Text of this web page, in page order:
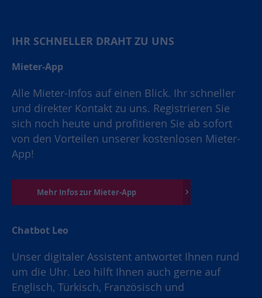
IHR SCHNELLER DRAHT ZU UNS
Mieter-App
Alle Mieter-Infos auf einen Blick. Ihr schneller
und direkter Kontakt zu uns. Registrieren Sie
sich noch heute und profitieren Sie ab sofort
von den Vorteilen unserer kostenlosen Mieter-
App!
Mehr Infos zur Mieter-App
Chatbot Leo
Unser digitaler Assistent antwortet Ihnen rund
um die Uhr. Leo hilft Ihnen auch gerne auf
Englisch, Türkisch, Französisch und